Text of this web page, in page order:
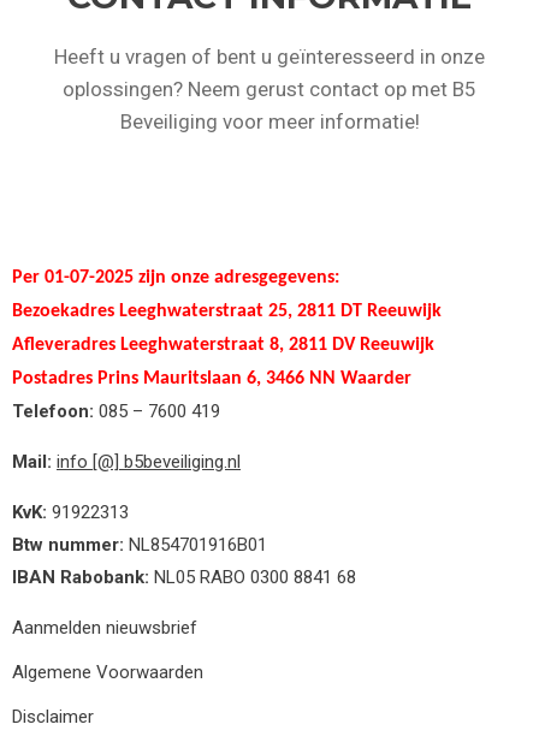
Heeft u vragen of bent u geïnteresseerd in onze
oplossingen? Neem gerust contact op met B5
Beveiliging voor meer informatie!
Per 01-07-2025 zijn onze adresgegevens:
Bezoekadres Leeghwaterstraat 25, 2811 DT Reeuwijk
Afleveradres Leeghwaterstraat 8, 2811 DV Reeuwijk
Postadres Prins Mauritslaan 6, 3466 NN Waarder
Telefoon: 085 – 7600 419
Mail: info [@] b5beveiliging.nl
KvK: 91922313
Btw nummer: NL854701916B01
IBAN Rabobank: NL05 RABO 0300 8841 68
Aanmelden nieuwsbrief
Algemene Voorwaarden
Disclaimer